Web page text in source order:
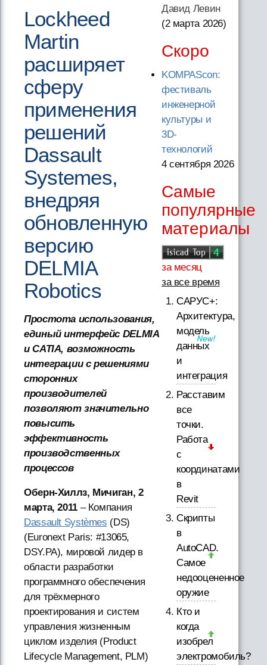
Lockheed
Martin
расширяет
сферу
применения
решений
Dassault
Systemes,
внедряя
обновленную
версию
DELMIA
Robotics
Простота использования,
единый интерфейс DELMIA
и CATIA, возможность
интеграции с решениями
сторонних
производителей
позволяют значительно
повысить
эффективность
производственных
процессов
Оберн-Хиллз, Мичиган, 2
марта, 2011– Компания
Dassault Systèmes (DS)
(Euronext Paris: #13065,
DSY.PA), мировой лидер в
области разработки
программного обеспечения
для трёхмерного
проектирования и систем
управления жизненным
циклом изделия (Product
Lifecycle Management, PLM)
Давид Левин
(2 марта 2026)
Скоро
KOMPAScon:
фестиваль
инженерной
культуры и
3D-
технологий
4 сентября 2026
Самые
популярные
материалы
за месяц
за все время
САРУС+:
Архитектура,
модель
данных
и
интеграция
Расставим
все
точки.
Работа
с
координатами
в
Revit
Скрипты
в
AutoCAD.
Самое
недооцененное
оружие
Кто и
когда
изобрел
электромобиль?